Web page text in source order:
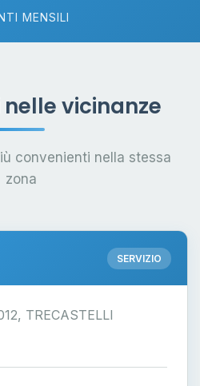
MENSILI
vicinanze
convenienti nella stessa
zona
SERVIZIO
TRECASTELLI